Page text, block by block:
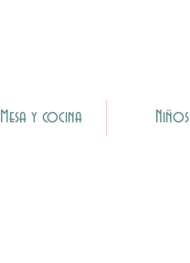
Mesa y cocina Niños